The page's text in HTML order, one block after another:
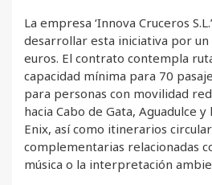
La empresa ‘Innova Cruceros
desarrollar esta iniciativa por
euros. El contrato contempla
capacidad mínima para 70
para personas con movilidad
hacia Cabo de Gata, Aguadulce
Enix, así como itinerarios
complementarias relacionadas
música o la interpretación